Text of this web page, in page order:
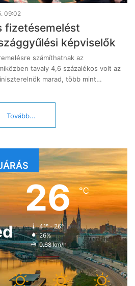
09:02
fizetésemelést
képviselők
számíthatnak az
tavaly 4,6 százalékos volt az
marad, több mint…
Tovább...
26℃
41º - 26º
26%
0.68 km/h